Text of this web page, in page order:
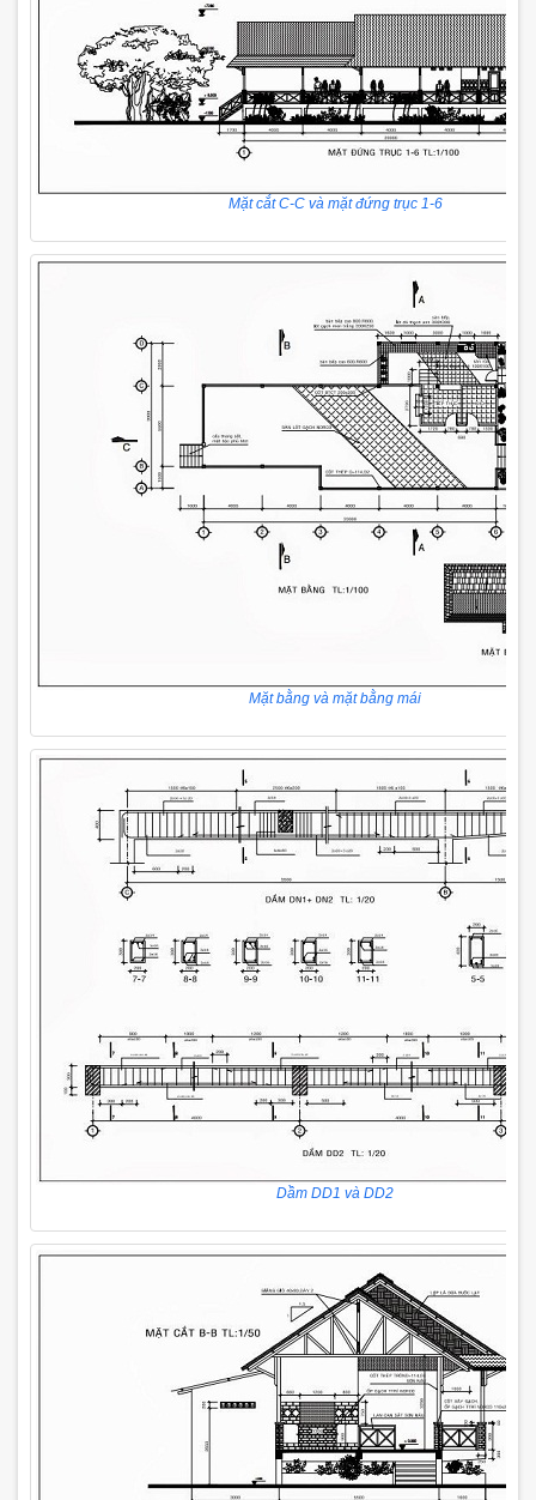
Mặt cắt C-C và mặt đứng trục 1-6
Mặt bằng và mặt bằng mái
Dầm DD1 và DD2